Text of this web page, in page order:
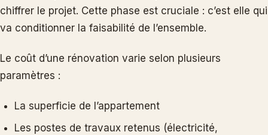
chiffrer le projet. Cette phase est cruciale : c’est elle qui
va conditionner la faisabilité de l’ensemble.
Le coût d’une rénovation varie selon plusieurs
paramètres :
La superficie de l’appartement
Les postes de travaux retenus (électricité,